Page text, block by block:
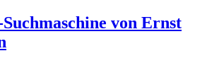
von Ernst